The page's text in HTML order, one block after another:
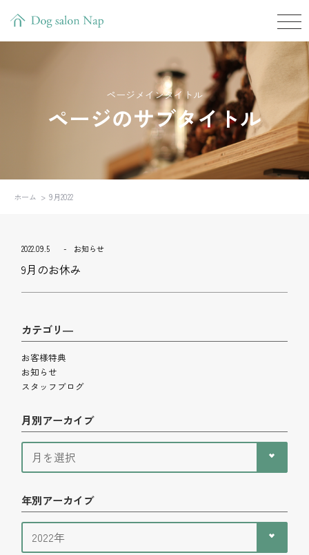
ページメインタイトル
ページのサブタイトル
ホーム 9月2022
2022.09.5 お知らせ
9月のお休み
カテゴリ―
お客様特典
お知らせ
スタッフブログ
月別アーカイブ
年別アーカイブ